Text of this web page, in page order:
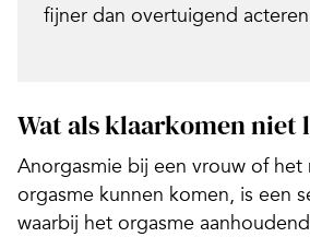
fijner dan overtuigend
Wat als klaarkomen niet
Anorgasmie bij een vrouw of het
orgasme kunnen komen, is een
waarbij het orgasme